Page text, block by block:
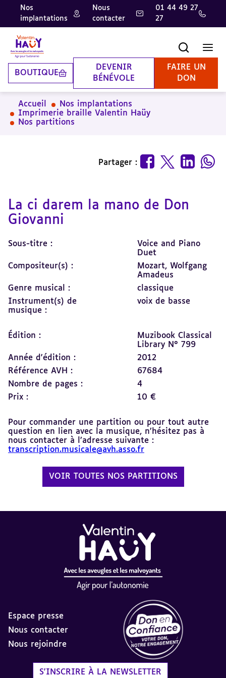
Aller
contenu
principal
Aller
pied
de
page
Aller
la
recherche
Nos
implantations
Nous
contacter
01 44 49 27
27
BOUTIQUE
DEVENIR
BÉNÉVOLE
FAIRE UN
DON
Accueil
Nos implantations
Imprimerie braille Valentin Haüy
Nos partitions
Partager :
La ci darem la mano de Don
Giovanni
Sous-titre :
Voice and Piano
Duet
Compositeur(s) :
Mozart, Wolfgang
Amadeus
Genre musical :
classique
Instrument(s) de
musique :
voix de basse
Édition :
Muzibook Classical
Library N° 799
Année d'édition :
2012
Référence AVH :
67684
Nombre de pages :
4
Prix :
10 €
Pour commander une partition ou pour tout autre
question en lien avec la musique, n’hésitez pas à
nous contacter à l’adresse suivante :
transcription.musicale@avh.asso.fr
VOIR TOUTES NOS PARTITIONS
Espace presse
Nous contacter
Nous rejoindre
S'INSCRIRE À LA NEWSLETTER